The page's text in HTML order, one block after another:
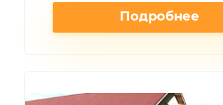
Подробнее